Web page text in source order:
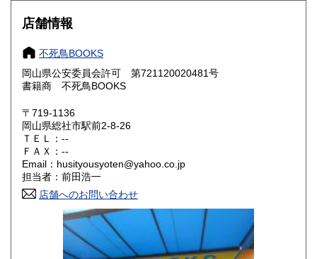
岐阜県
愛知県
滋賀県 300円
大阪府 300円
奈良県
鳥取県
300円 広島県
300円 徳島県
店舗情報
不死鳥BOOKS
岡山県公安委員会許可 第721120020481号
書籍商 不死鳥BOOKS
〒719-1136
岡山県総社市駅前2-8-26
ＴＥＬ：--
ＦＡＸ：--
Email：husityousyoten@yahoo.co.jp
担当者：前田浩一
店舗へのお問い合わせ